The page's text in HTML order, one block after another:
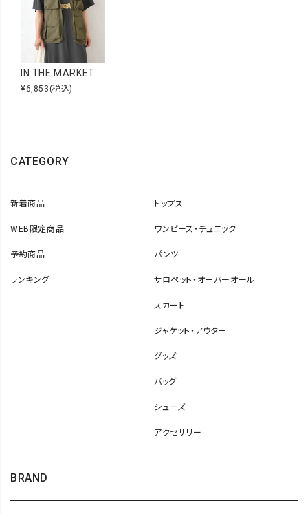
IN THE MARKET｜ナイロンベスト [[C-2390]][C]
¥6,853 (税込)
CATEGORY
新着商品
WEB限定商品
予約商品
ランキング
トップス
ワンピース・チュニック
パンツ
サロペット・オーバーオール
スカート
ジャケット・アウター
グッズ
バッグ
シューズ
アクセサリー
BRAND